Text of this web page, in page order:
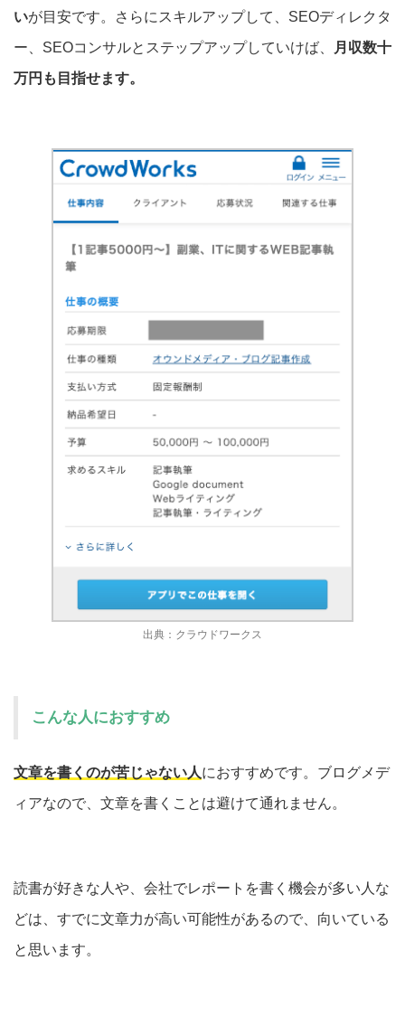
いが目安です。さらにスキルアップして、SEOディレクタ
ー、SEOコンサルとステップアップしていけば、
月収数十
万円も目指せます。
出典：クラウドワークス
こんな人におすすめ
文章を書くのが苦じゃない人におすすめです。ブログメデ
ィアなので、文章を書くことは避けて通れません。
読書が好きな人や、会社でレポートを書く機会が多い人な
どは、すでに文章力が高い可能性があるので、向いている
と思います。